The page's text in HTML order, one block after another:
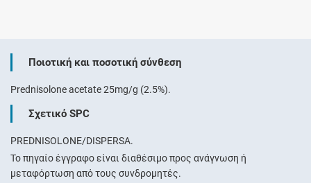
Ποιοτική και ποσοτική σύνθεση
Prednisolone acetate 25mg/g (2.5%).
Σχετικό SPC
PREDNISOLONE/DISPERSA.
Το πηγαίο έγγραφο είναι διαθέσιμο προς ανάγνωση ή
μεταφόρτωση από τους συνδρομητές.